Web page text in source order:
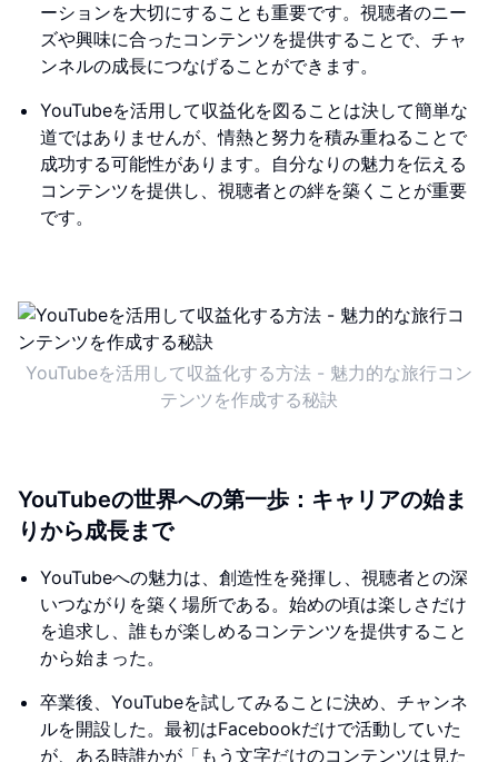
ーションを大切にすることも重要です。視聴者のニー
ズや興味に合ったコンテンツを提供することで、チャ
ンネルの成長につなげることができます。
YouTubeを活用して収益化を図ることは決して簡単な
道ではありませんが、情熱と努力を積み重ねることで
成功する可能性があります。自分なりの魅力を伝える
コンテンツを提供し、視聴者との絆を築くことが重要
です。
YouTubeを活用して収益化する方法 - 魅力的な旅行コン
テンツを作成する秘訣
YouTubeの世界への第一歩：キャリアの始ま
りから成長まで
YouTubeへの魅力は、創造性を発揮し、視聴者との深
いつながりを築く場所である。始めの頃は楽しさだけ
を追求し、誰もが楽しめるコンテンツを提供すること
から始まった。
卒業後、YouTubeを試してみることに決め、チャンネ
ルを開設した。最初はFacebookだけで活動していた
が、ある時誰かが「もう文字だけのコンテンツは見た